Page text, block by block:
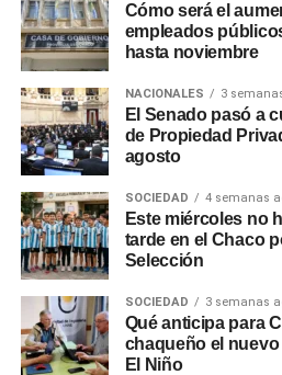
Cómo será el
empleados
hasta noviembre
NACIONALES 3
El Senado pasó a
de Propiedad
agosto
SOCIEDAD 4 semanas
Este miércoles no
tarde en el Chaco
Selección
SOCIEDAD 3 semanas
Qué anticipa para
chaqueño el
El Niño